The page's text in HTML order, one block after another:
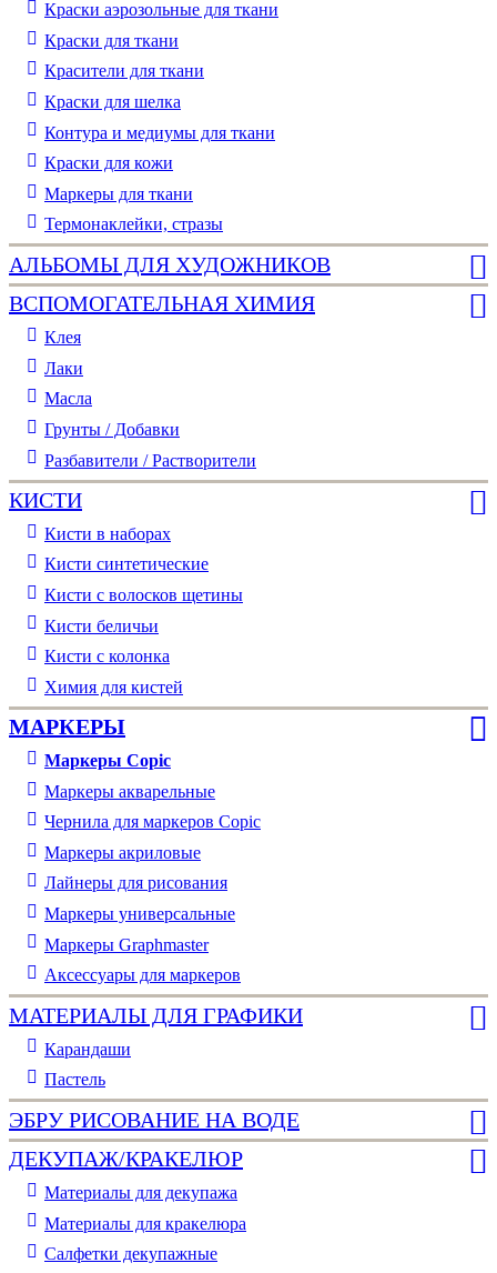
Краски аэрозольные для ткани
Краски для ткани
Красители для ткани
Краски для шелка
Контура и медиумы для ткани
Краски для кожи
Маркеры для ткани
Термонаклейки, стразы
АЛЬБОМЫ ДЛЯ ХУДОЖНИКОВ
ВСПОМОГАТЕЛЬНАЯ ХИМИЯ
Клея
Лаки
Масла
Грунты / Добавки
Разбавители / Растворители
КИСТИ
Кисти в наборах
Кисти синтетические
Кисти с волосков щетины
Кисти беличьи
Кисти с колонка
Химия для кистей
МАРКЕРЫ
Маркеры Copic
Маркеры акварельные
Чернила для маркеров Copic
Маркеры акриловые
Лайнеры для рисования
Маркеры универсальные
Маркеры Graphmaster
Аксессуары для маркеров
МАТЕРИАЛЫ ДЛЯ ГРАФИКИ
Карандаши
Пастель
ЭБРУ РИСОВАНИЕ НА ВОДЕ
ДЕКУПАЖ/КРАКЕЛЮР
Материалы для декупажа
Материалы для кракелюра
Cалфетки декупажные